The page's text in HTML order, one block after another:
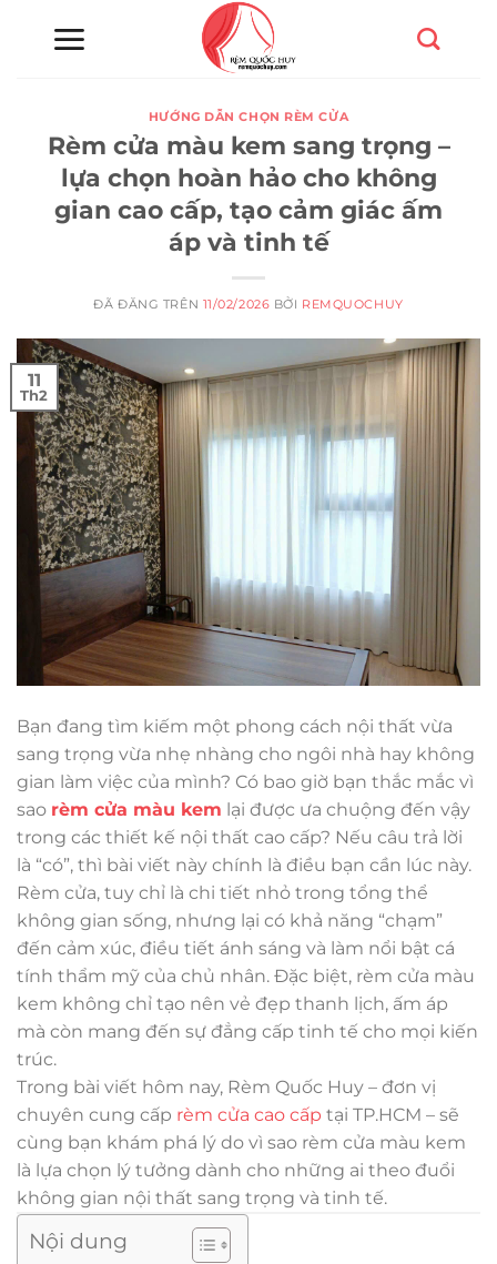
HƯỚNG DẪN CHỌN RÈM CỬA
Rèm cửa màu kem sang trọng –
lựa chọn hoàn hảo cho không
gian cao cấp, tạo cảm giác ấm
áp và tinh tế
ĐÃ ĐĂNG TRÊN 11/02/2026 BỞI REMQUOCHUY
11
Th2
Bạn đang tìm kiếm một phong cách nội thất vừa
sang trọng vừa nhẹ nhàng cho ngôi nhà hay không
gian làm việc của mình? Có bao giờ bạn thắc mắc vì
sao rèm cửa màu kem lại được ưa chuộng đến vậy
trong các thiết kế nội thất cao cấp? Nếu câu trả lời
là “có”, thì bài viết này chính là điều bạn cần lúc này.
Rèm cửa, tuy chỉ là chi tiết nhỏ trong tổng thể
không gian sống, nhưng lại có khả năng “chạm”
đến cảm xúc, điều tiết ánh sáng và làm nổi bật cá
tính thẩm mỹ của chủ nhân. Đặc biệt, rèm cửa màu
kem không chỉ tạo nên vẻ đẹp thanh lịch, ấm áp
mà còn mang đến sự đẳng cấp tinh tế cho mọi kiến
trúc.
Trong bài viết hôm nay, Rèm Quốc Huy – đơn vị
chuyên cung cấp rèm cửa cao cấp tại TP.HCM – sẽ
cùng bạn khám phá lý do vì sao rèm cửa màu kem
là lựa chọn lý tưởng dành cho những ai theo đuổi
không gian nội thất sang trọng và tinh tế.
Nội dung